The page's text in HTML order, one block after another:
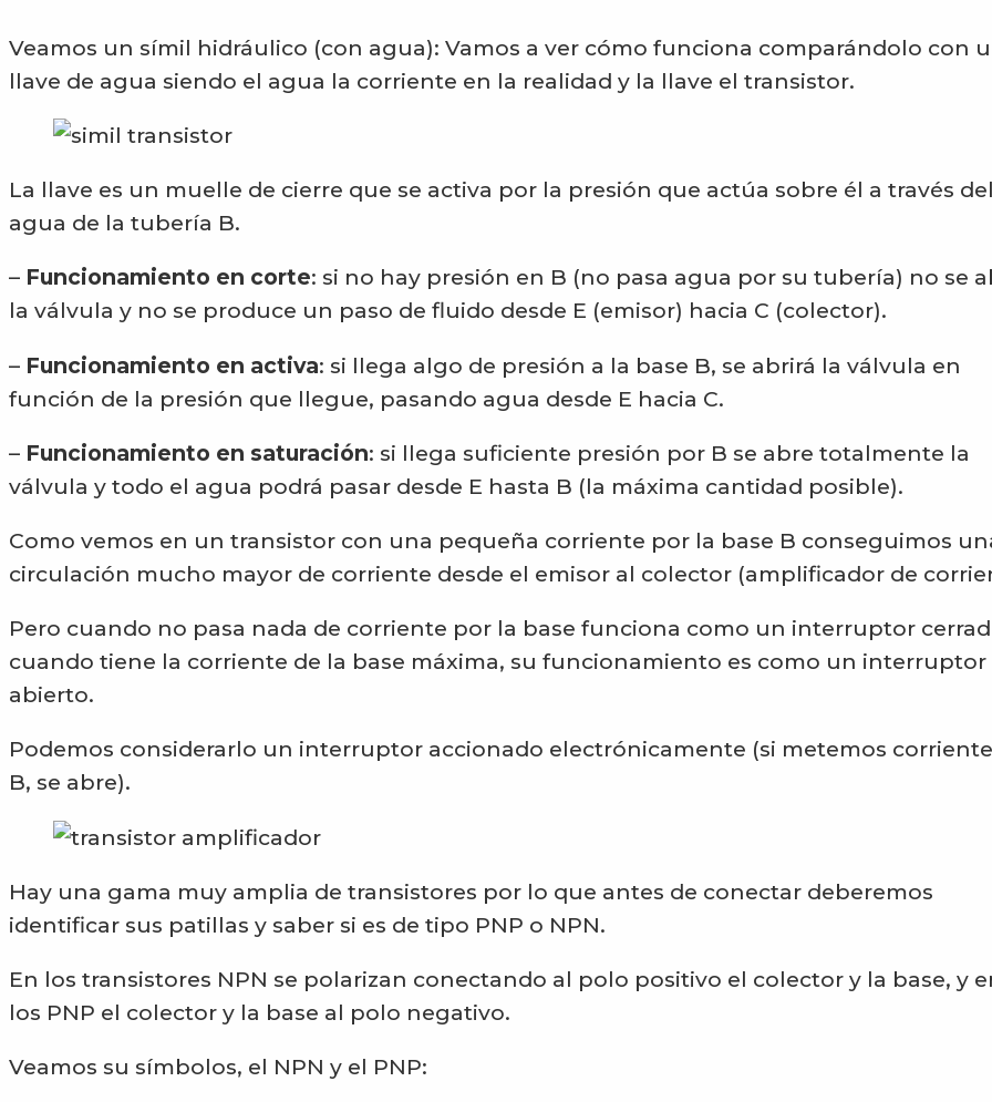
Veamos un símil hidráulico (con agua): Vamos a ver cómo funciona comparándolo con
llave de agua siendo el agua la corriente en la realidad y la llave el transistor.
La llave es un muelle de cierre que se activa por la presión que actúa sobre él a través
agua de la tubería B.
– Funcionamiento en corte: si no hay presión en B (no pasa agua por su tubería) no se
la válvula y no se produce un paso de fluido desde E (emisor) hacia C (colector).
– Funcionamiento en activa: si llega algo de presión a la base B, se abrirá la válvula en
función de la presión que llegue, pasando agua desde E hacia C.
– Funcionamiento en saturación: si llega suficiente presión por B se abre totalmente la
válvula y todo el agua podrá pasar desde E hasta B (la máxima cantidad posible).
Como vemos en un transistor con una pequeña corriente por la base B conseguimos
circulación mucho mayor de corriente desde el emisor al colector (amplificador de
Pero cuando no pasa nada de corriente por la base funciona como un interruptor
cuando tiene la corriente de la base máxima, su funcionamiento es como un interruptor
abierto.
Podemos considerarlo un interruptor accionado electrónicamente (si metemos
B, se abre).
Hay una gama muy amplia de transistores por lo que antes de conectar deberemos
identificar sus patillas y saber si es de tipo PNP o NPN.
En los transistores NPN se polarizan conectando al polo positivo el colector y la base, y
los PNP el colector y la base al polo negativo.
Veamos su símbolos, el NPN y el PNP: